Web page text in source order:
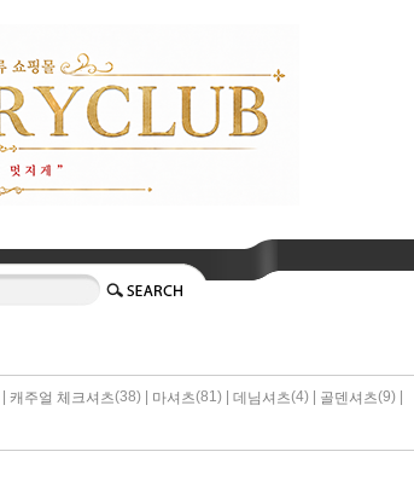
캐주얼 체크셔츠(38) | 마셔츠(81) | 데님셔츠(4) | 골덴셔츠(9) |